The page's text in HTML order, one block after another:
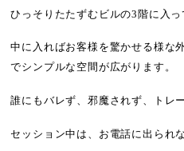
ひっそりたたずむビルの3 階に入っ
中に入ればお客様を驚かせる様な
でシンプルな空間が広がります。
誰にもバレず、邪魔されず、トレ
セッション中は、お電話に出られ